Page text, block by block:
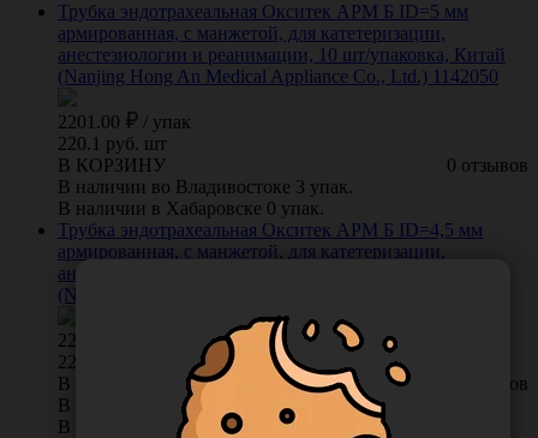
Трубка эндотрахеальная Окситек АРМ Б ID=5 мм
армированная, с манжетой, для катетеризации,
анестезиологии и реанимации, 10 шт/упаковка, Китай
(Nanjing Hong An Medical Appliance Co., Ltd.) 1142050
2201.00 / упак
220.1 руб. шт
0 отзывов
В КОРЗИНУ
В наличии во Владивостоке 3 упак.
В наличии в Хабаровске 0 упак.
Трубка эндотрахеальная Окситек АРМ Б ID=4,5 мм
армированная, с манжетой, для катетеризации,
анестезиологии и реанимации, 10 шт/упаковка, Китай
(Nanjing Hong An Medical Appliance Co., Ltd.) 1142045
2201.00
220.1 руб. шт
0 отзывов
В КОРЗИНУ
В наличии во Владивостоке 3 упак.
В наличии в Хабаровске 0 упак.